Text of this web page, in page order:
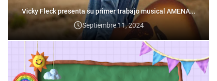
Vicky Fleck presenta su primer trabajo musical AMENA...
Septiembre 11, 2024